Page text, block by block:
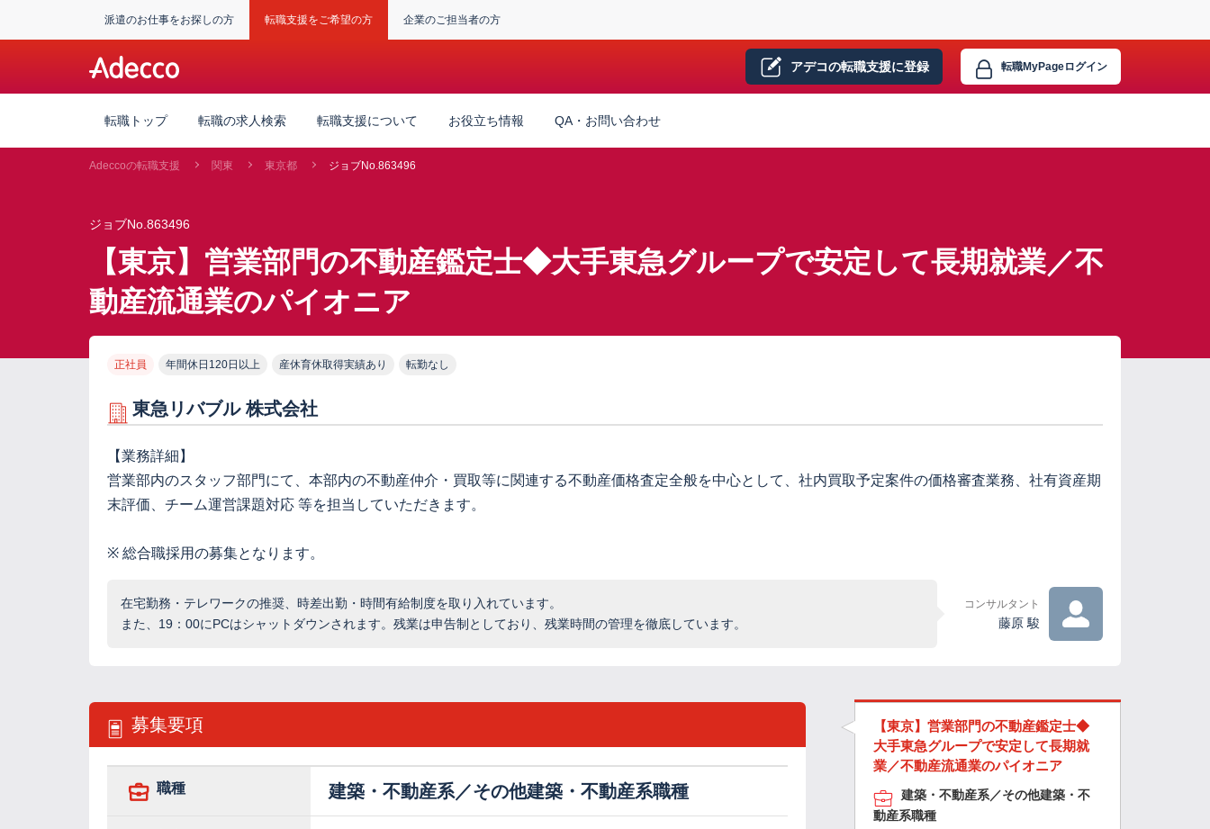
派遣のお仕事をお探しの方 転職支援をご希望の方 企業のご担当者の方
アデコの転職支援に登録 転職MyPageログイン
転職トップ 転職の求人検索 転職支援について お役立ち情報 QA・お問い合わせ
Adeccoの転職支援 関東 東京都 ジョブNo.863496
ジョブNo.863496
【東京】営業部門の不動産鑑定士◆大手東急グループで安定して長期就業／不
動産流通業のパイオニア
正社員 年間休日120日以上 産休育休取得実績あり 転勤なし
東急リバブル 株式会社
【業務詳細】
営業部内のスタッフ部門にて、本部内の不動産仲介・買取等に関連する不動産価格査定全般を中心として、社内買取予定案件の価格審査業務、社有資産期
末評価、チーム運営課題対応 等を担当していただきます。
※ 総合職採用の募集となります。
在宅勤務・テレワークの推奨、時差出勤・時間有給制度を取り入れています。
また、19：00にPCはシャットダウンされます。残業は申告制としており、残業時間の管理を徹底しています。
コンサルタント
藤原 駿
募集要項
職種 建築・不動産系／その他建築・不動産系職種
【東京】営業部門の不動産鑑定士◆
大手東急グループで安定して長期就
業／不動産流通業のパイオニア
建築・不動産系／その他建築・不
動産系職種